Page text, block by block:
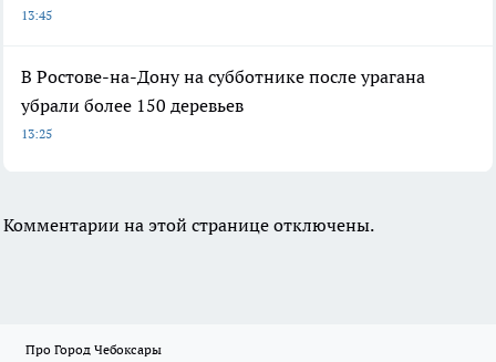
13:45
В Ростове-на-Дону на субботнике после урагана
убрали более 150 деревьев
13:25
Комментарии на этой странице отключены.
Про Город Чебоксары